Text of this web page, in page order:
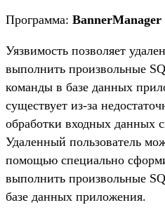
Программа: BannerManager
Уязвимость позволяет
выполнить произвольные
команды в базе данных
существует из-за
обработки входных данных
Удаленный пользователь
помощью специально
выполнить произвольные
базе данных приложения.